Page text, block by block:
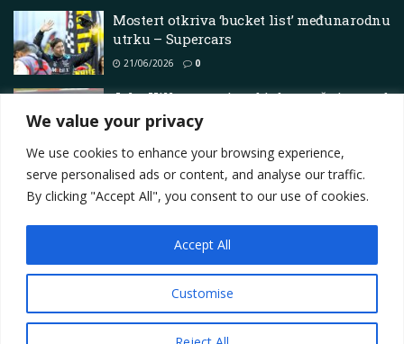
We value your privacy
We use cookies to enhance your browsing experience,
serve personalised ads or content, and analyse our traffic.
By clicking "Accept All", you consent to our use of cookies.
Customise
Accept All
Mostert otkriva ‘bucket list’ međunarodnu
utrku – Supercars
21/06/2026 0
Jake Hill ostvaruje pobjedu s vožnjom pod
zastavom u otvaraču BTCC-a
Contact
Privacy Policy
Terms Marketing i oglašavanje